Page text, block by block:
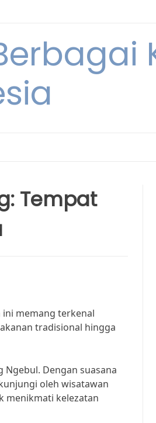
Tempat
ini memang terkenal
tradisional hingga
Dengan suasana
oleh wisatawan
menikmati kelezatan